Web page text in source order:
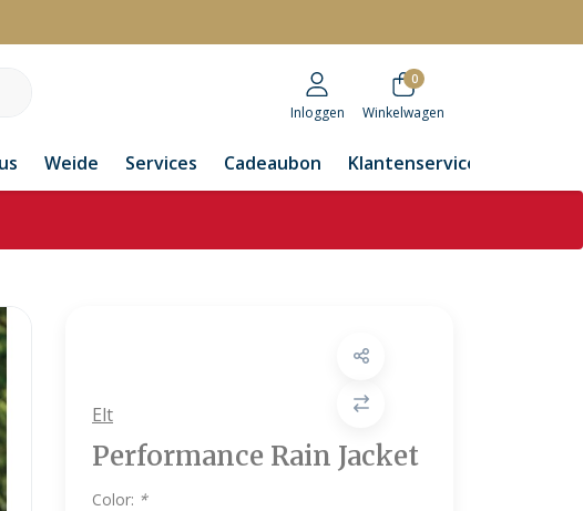
leverbaar
Inloggen
0
Winkelwagen
Weide Services Cadeaubon Klantenservice
Elt
Performance Rain Jacket
Color: *